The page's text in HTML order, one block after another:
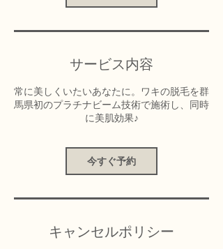
サービス内容
常に美しくいたいあなたに。ワキの脱毛を群
馬県初のプラチナビーム技術で施術し、同時
に美肌効果♪
今すぐ予約
キャンセルポリシー